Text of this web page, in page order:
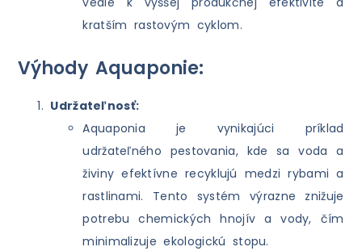
kratším rastovým cyklom.
Výhody Aquaponie:
Udržateľnosť:
Aquaponia je vynikajúci príklad
udržateľného pestovania, kde sa voda a
živiny efektívne recyklujú medzi rybami a
rastlinami. Tento systém výrazne znižuje
potrebu chemických hnojív a vody, čím
minimalizuje ekologickú stopu.